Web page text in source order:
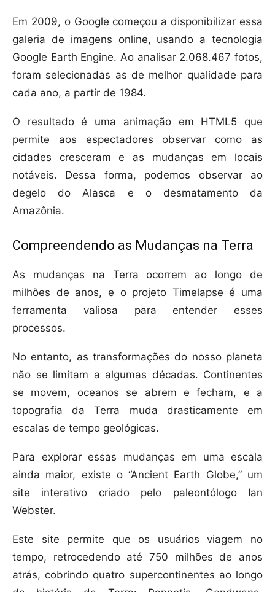
Em 2009, o Google começou a disponibilizar essa
galeria de imagens online, usando a tecnologia
Google Earth Engine. Ao analisar 2.068.467 fotos,
foram selecionadas as de melhor qualidade para
cada ano, a partir de 1984.
O resultado é uma animação em HTML5 que
permite aos espectadores observar como as
cidades cresceram e as mudanças em locais
notáveis. Dessa forma, podemos observar ao
degelo do Alasca e o desmatamento da
Amazônia.
Compreendendo as Mudanças na Terra
As mudanças na Terra ocorrem ao longo de
milhões de anos, e o projeto Timelapse é uma
ferramenta valiosa para entender esses
processos.
No entanto, as transformações do nosso planeta
não se limitam a algumas décadas. Continentes
se movem, oceanos se abrem e fecham, e a
topografia da Terra muda drasticamente em
escalas de tempo geológicas.
Para explorar essas mudanças em uma escala
ainda maior, existe o “Ancient Earth Globe,” um
site interativo criado pelo paleontólogo Ian
Webster.
Este site permite que os usuários viagem no
tempo, retrocedendo até 750 milhões de anos
atrás, cobrindo quatro supercontinentes ao longo